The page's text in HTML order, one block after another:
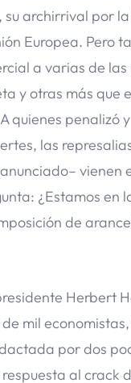
su archirrival por
Europea. Pero
a varias de las
y otras más que
quienes penalizó
las
vienen
¿Estamos en
de
Herbert
mil
por dos
al crack